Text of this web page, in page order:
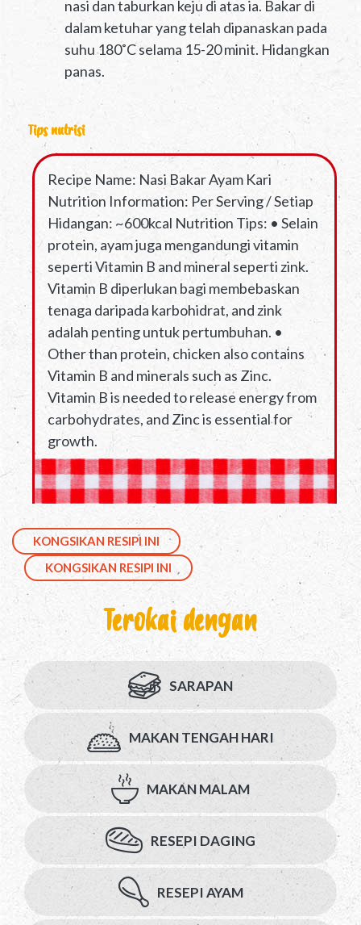
nasi dan taburkan keju di atas ia. Bakar di
dalam ketuhar yang telah dipanaskan pada
suhu 180˚C selama 15-20 minit. Hidangkan
panas.
Tips nutrisi
Recipe Name: Nasi Bakar Ayam Kari
Nutrition Information: Per Serving / Setiap
Hidangan: ~600kcal Nutrition Tips: • Selain
protein, ayam juga mengandungi vitamin
seperti Vitamin B and mineral seperti zink.
Vitamin B diperlukan bagi membebaskan
tenaga daripada karbohidrat, and zink
adalah penting untuk pertumbuhan. •
Other than protein, chicken also contains
Vitamin B and minerals such as Zinc.
Vitamin B is needed to release energy from
carbohydrates, and Zinc is essential for
growth.
KONGSIKAN RESIPI INI
KONGSIKAN RESIPI INI
Terokai dengan
SARAPAN
MAKAN TENGAH HARI
MAKAN MALAM
RESEPI DAGING
RESEPI AYAM